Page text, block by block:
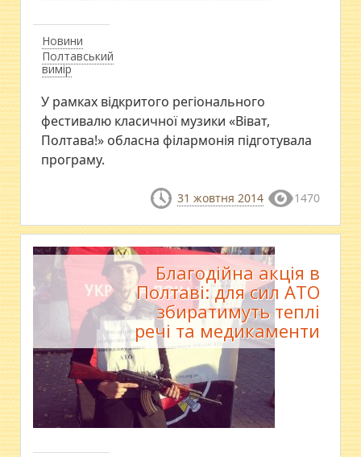
Новини
Полтавський
вимір
У рамках відкритого регіонального
фестивалю класичної музики «Віват,
Полтава!» обласна філармонія підготувала
програму.
31 жовтня 2014 1470
Благодійна акція в
Полтаві: для сил АТО
збиратимуть теплі
речі та медикаменти